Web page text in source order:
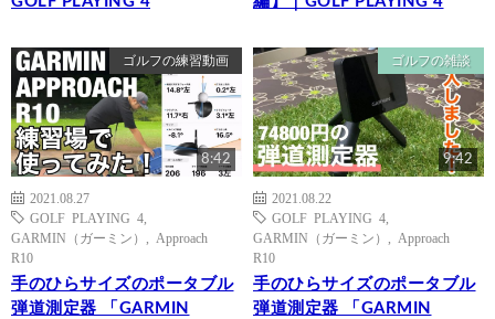
ゴルフの練習動画
8:42
2021.08.27
GOLF PLAYING 4
GARMIN（ガーミン）
Approach
R10
手のひらサイズのポータブル
弾道測定器 「GARMIN
ゴルフの雑談
9:42
2021.08.22
GOLF PLAYING 4
GARMIN（ガーミン）
Approach
R10
手のひらサイズのポータブル
弾道測定器 「GARMIN